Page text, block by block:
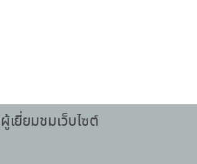
เยี่ยมชมเว็บไซต์